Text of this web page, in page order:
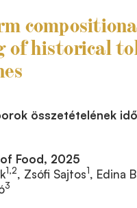
of historical
összetételének
Food, 2025
1,2, Zsófi Sajtos1, Edina
3